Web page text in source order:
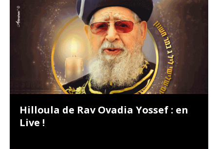
Hilloula de Rav Ovadia Yossef : en
Live !